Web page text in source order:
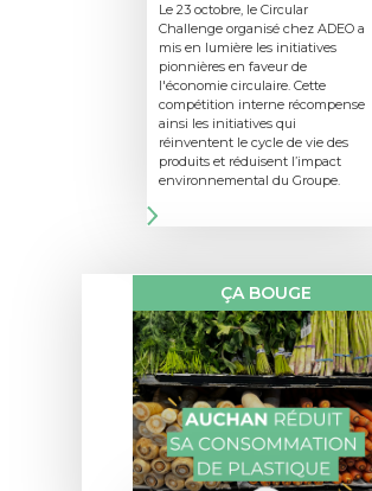
Le 23 octobre, le Circular
Challenge organisé chez ADEO a
mis en lumière les initiatives
pionnières en faveur de
l'économie circulaire. Cette
compétition interne récompense
ainsi les initiatives qui
réinventent le cycle de vie des
produits et réduisent l’impact
environnemental du Groupe.
ÇA BOUGE